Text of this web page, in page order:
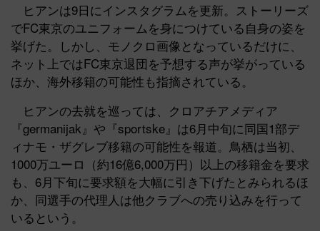
ヒアンは9日にインスタグラムを更新。ストーリーズ
でFC東京のユニフォームを身につけている自身の姿を
挙げた。しかし、モノクロ画像となっているだけに、
ネット上ではFC東京退団を予想する声が挙がっている
ほか、海外移籍の可能性も指摘されている。
ヒアンの去就を巡っては、クロアチアメディア
『germanijak』や『sportske』は6月中旬に同国1部デ
ィナモ・ザグレブ移籍の可能性を報道。鳥栖は当初、
1000万ユーロ（約16億6,000万円）以上の移籍金を要求
も、6月下旬に要求額を大幅に引き下げたとみられるほ
か、同選手の代理人は他クラブへの売り込みを行って
いるという。